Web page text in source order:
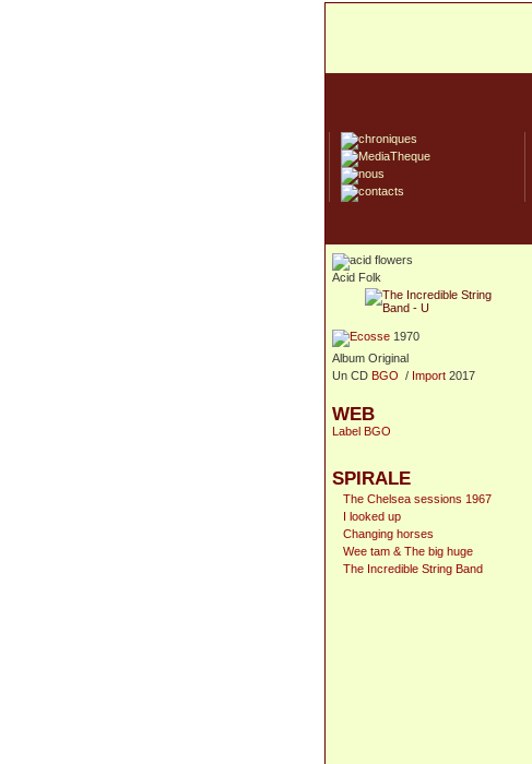
Acid Folk
1970
Album Original
Un CD BGO / Import 2017
WEB
Label BGO
SPIRALE
The Chelsea sessions 1967
I looked up
Changing horses
Wee tam & The big huge
The Incredible String Band